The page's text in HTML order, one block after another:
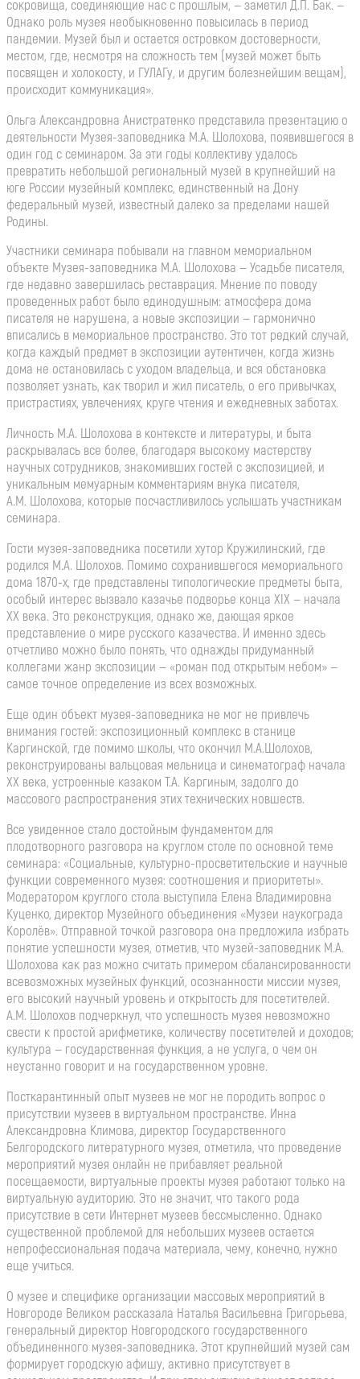
сокровища, соединяющие нас с прошлым, — заметил Д.П. Бак. —
Однако роль музея необыкновенно повысилась в период
пандемии. Музей был и остается островком достоверности,
местом, где, несмотря на сложность тем (музей может быть
посвящен и холокосту, и ГУЛАГу, и другим болезнейшим вещам),
происходит коммуникация».
Ольга Александровна Анистратенко представила презентацию о
деятельности Музея-заповедника М.А. Шолохова, появившегося в
один год с семинаром. За эти годы коллективу удалось
превратить небольшой региональный музей в крупнейший на
юге России музейный комплекс, единственный на Дону
федеральный музей, известный далеко за пределами нашей
Родины.
Участники семинара побывали на главном мемориальном
объекте Музея-заповедника М.А. Шолохова — Усадьбе писателя,
где недавно завершилась реставрация. Мнение по поводу
проведенных работ было единодушным: атмосфера дома
писателя не нарушена, а новые экспозиции — гармонично
вписались в мемориальное пространство. Это тот редкий случай,
когда каждый предмет в экспозиции аутентичен, когда жизнь
дома не остановилась с уходом владельца, и вся обстановка
позволяет узнать, как творил и жил писатель, о его привычках,
пристрастиях, увлечениях, круге чтения и ежедневных заботах.
Личность М.А. Шолохова в контексте и литературы, и быта
раскрывалась все более, благодаря высокому мастерству
научных сотрудников, знакомивших гостей с экспозицией, и
уникальным мемуарным комментариям внука писателя,
А.М. Шолохова, которые посчастливилось услышать участникам
семинара.
Гости музея-заповедника посетили хутор Кружилинский, где
родился М.А. Шолохов. Помимо сохранившегося мемориального
дома 1870-х, где представлены типологические предметы быта,
особый интерес вызвало казачье подворье конца XIX — начала
ХХ века. Это реконструкция, однако же, дающая яркое
представление о мире русского казачества. И именно здесь
отчетливо можно было понять, что однажды придуманный
коллегами жанр экспозиции — «роман под открытым небом» —
самое точное определение из всех возможных.
Еще один объект музея-заповедника не мог не привлечь
внимания гостей: экспозиционный комплекс в станице
Каргинской, где помимо школы, что окончил М.А.Шолохов,
реконструированы вальцовая мельница и синематограф начала
ХХ века, устроенные казаком Т.А. Каргиным, задолго до
массового распространения этих технических новшеств.
Все увиденное стало достойным фундаментом для
плодотворного разговора на круглом столе по основной теме
семинара: «Социальные, культурно-просветительские и научные
функции современного музея: соотношения и приоритеты».
Модератором круглого стола выступила Елена Владимировна
Куценко, директор Музейного объединения «Музеи наукограда
Королёв». Отправной точкой разговора она предложила избрать
понятие успешности музея, отметив, что музей-заповедник М.А.
Шолохова как раз можно считать примером сбалансированности
всевозможных музейных функций, осознанности миссии музея,
его высокий научный уровень и открытость для посетителей.
А.М. Шолохов подчеркнул, что успешность музея невозможно
свести к простой арифметике, количеству посетителей и доходов;
культура — государственная функция, а не услуга, о чем он
неустанно говорит и на государственном уровне.
Посткарантинный опыт музеев не мог не породить вопрос о
присутствии музеев в виртуальном пространстве. Инна
Александровна Климова, директор Государственного
Белгородского литературного музея, отметила, что проведение
мероприятий музея онлайн не прибавляет реальной
посещаемости, виртуальные проекты музея работают только на
виртуальную аудиторию. Это не значит, что такого рода
присутствие в сети Интернет музеев бессмысленно. Однако
существенной проблемой для небольших музеев остается
непрофессиональная подача материала, чему, конечно, нужно
еще учиться.
О музее и специфике организации массовых мероприятий в
Новгороде Великом рассказала Наталья Васильевна Григорьева,
генеральный директор Новгородского государственного
объединенного музея-заповедника. Этот крупнейший музей сам
формирует городскую афишу, активно присутствует в